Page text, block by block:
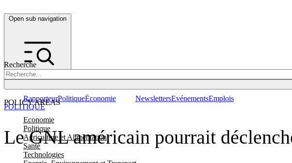
Open sub navigation
Recherche
POLICY AREAS
Economie
Politique
Agriculture et Alimentation
Santé
Technologies
RapporteurPolitiqueÉconomie NewslettersEvénementsEmplois
Le GNL américain pourrait
POLITIQUE